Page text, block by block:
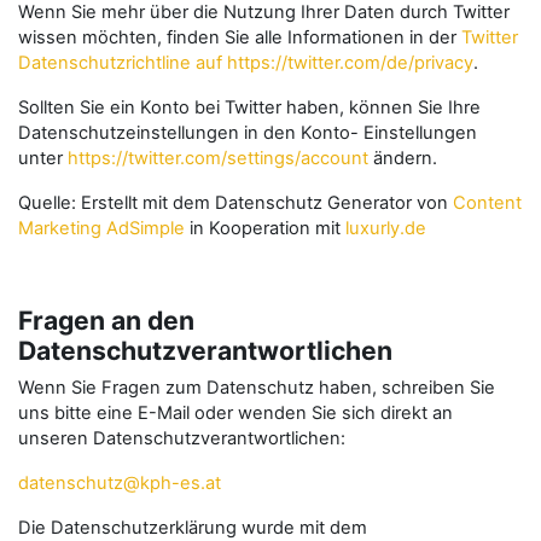
Wenn Sie mehr über die Nutzung Ihrer Daten durch Twitter
wissen möchten, finden Sie alle Informationen in derTwitter
Datenschutzrichtline auf https://twitter.com/de/privacy.
Sollten Sie ein Konto bei Twitter haben, können Sie Ihre
Datenschutzeinstellungen in den Konto- Einstellungen
unter https://twitter.com/settings/account ändern.
Quelle: Erstellt mit dem Datenschutz Generator von Content
Marketing AdSimple in Kooperation mit luxurly.de
Fragen an den
Datenschutzverantwortlichen
Wenn Sie Fragen zum Datenschutz haben, schreiben Sie
uns bitte eine E-Mail oder wenden Sie sich direkt an
unseren Datenschutzverantwortlichen:
datenschutz@kph-es.at
Die Datenschutzerklärung wurde mit dem